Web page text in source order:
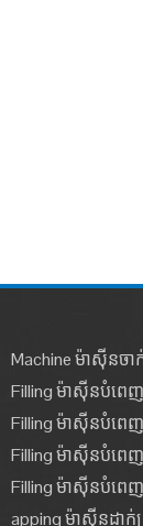
Machine ម៉ាស៊ីនចា
Filling ម៉ាស៊ីនបំពេ
Filling ម៉ាស៊ីនបំពេ
Filling ម៉ាស៊ីនបំពេ
Filling ម៉ាស៊ីនបំពេ
apping ម៉ាស៊ីនដាក់